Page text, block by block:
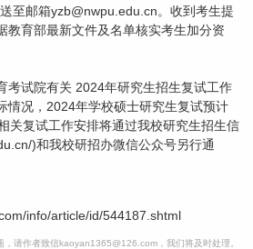
至邮箱yzb@nwpu.edu.cn。收到考生提
教育部最新文件及名单核实考生加分资
考试院有关 2024年研究生招生复试工作
情况，2024年学校硕士研究生复试预计
关复试工作安排将通过我校研究生招生信
)和我校研招办微信公众号另行通
info/article/id/544187.shtml
请作者致信kaoyan1365@126.com，我们将及时处理。